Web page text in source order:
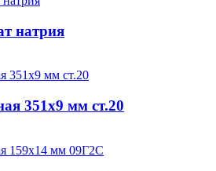
натрия
351x9 мм ст.20